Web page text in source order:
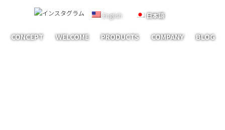
日本語
English
CONCEPT WELCOME PRODUCTS COMPANY BLOG